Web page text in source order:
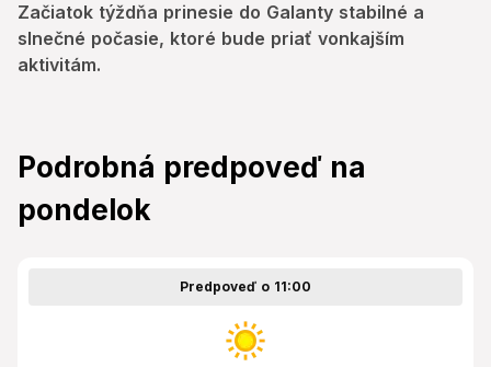
Začiatok týždňa prinesie do Galanty stabilné a
slnečné počasie, ktoré bude priať vonkajším
aktivitám.
Podrobná predpoveď na
pondelok
Predpoveď o 11:00